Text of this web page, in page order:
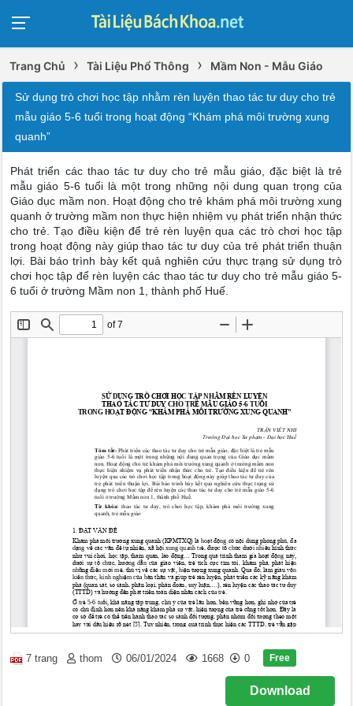
Trang Chủ › Tài Liệu Phổ Thông › Mầm Non - Mẫu Giáo
Sử dụng trò chơi học tập nhằm rèn luyện thao tác tư duy cho trẻ
mẫu giáo 5-6 tuổi trong hoạt động “Khám phá môi trường xung
quanh”
Phát triển các thao tác tư duy cho trẻ mẫu giáo, đặc biệt là trẻ
mẫu giáo 5-6 tuổi là một trong những nội dung quan trọng của
Giáo dục mầm non. Hoạt động cho trẻ khám phá môi trường xung
quanh ở trường mầm non thực hiện nhiệm vụ phát triển nhận thức
cho trẻ. Tạo điều kiện để trẻ rèn luyện qua các trò chơi học tập
trong hoạt động này giúp thao tác tư duy của trẻ phát triển thuận
lợi. Bài báo trình bày kết quả nghiên cứu thực trạng sử dụng trò
chơi học tập để rèn luyện các thao tác tư duy cho trẻ mẫu giáo 5-
6 tuổi ở trường Mầm non 1, thành phố Huế.
7 trang thom 06/01/2024 1668 0 Free
Download